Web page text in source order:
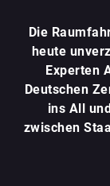
Die
heute
Experten
Deutschen
ins All
zwischen